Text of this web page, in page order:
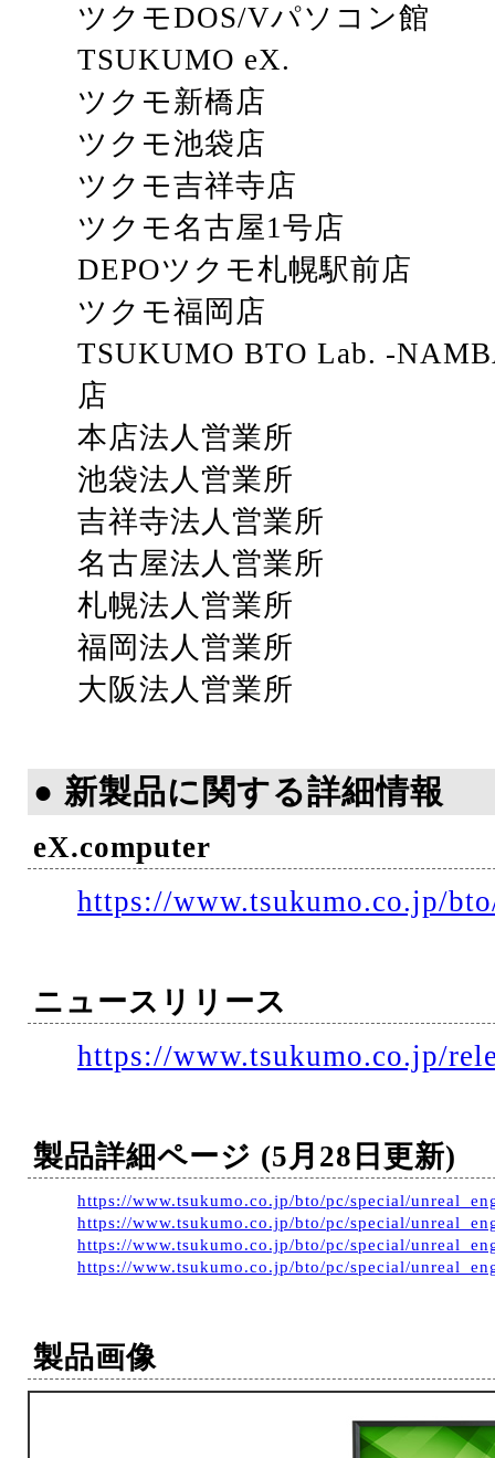
ツクモDOS/Vパソコン館
TSUKUMO eX.
ツクモ新橋店
ツクモ池袋店
ツクモ吉祥寺店
ツクモ名古屋1号店
DEPOツクモ札幌駅前店
ツクモ福岡店
TSUKUMO BTO Lab. -
店
本店法人営業所
池袋法人営業所
吉祥寺法人営業所
名古屋法人営業所
札幌法人営業所
福岡法人営業所
大阪法人営業所
● 新製品に関する詳細情報
eX.computer
https://www.tsukumo.co.jp/
ニュースリリース
https://www.tsukumo.co.jp/
製品詳細ページ (5月28日更新)
https://www.tsukumo.co.jp/bto/pc/special/
https://www.tsukumo.co.jp/bto/pc/special/
https://www.tsukumo.co.jp/bto/pc/special/
https://www.tsukumo.co.jp/bto/pc/special/
製品画像